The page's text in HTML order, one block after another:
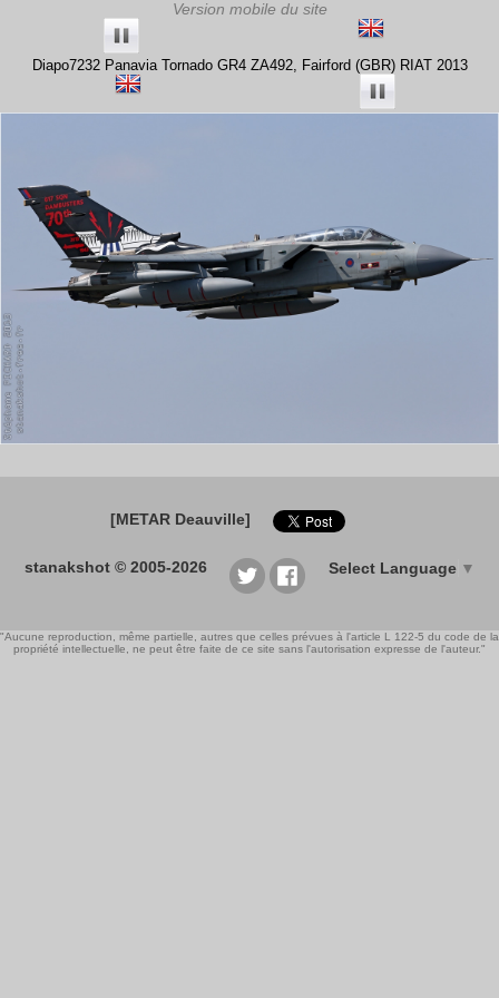
Diapo7232 Panavia Tornado GR4 ZA492, Fairford (GBR) RIAT 2013
[METAR Deauville]
stanakshot © 2005-2026 Select Language ▼
"Aucune reproduction, même partielle, autres que celles prévues à l'article L 122-5 du code de la
propriété intellectuelle, ne peut être faite de ce site sans l'autorisation expresse de l'auteur."